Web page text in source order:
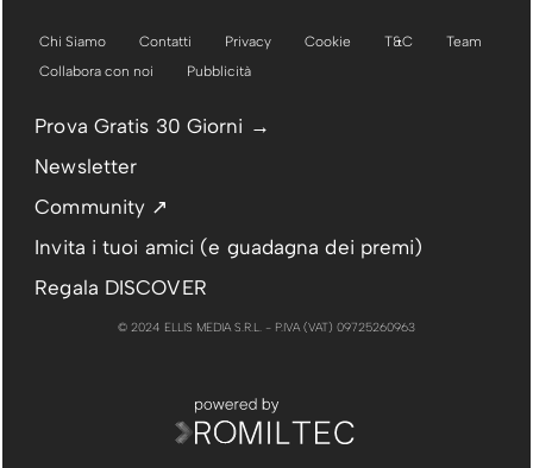
Chi Siamo Contatti Privacy Cookie T&C
Team
Collabora con noi
Pubblicità
Prova Gratis 30 Giorni →
Newsletter
Community ↗
Invita i tuoi amici (e guadagna dei premi)
Regala DISCOVER
© 2024 ELLIS MEDIA S.R.L. - P.IVA (VAT) 09725260963